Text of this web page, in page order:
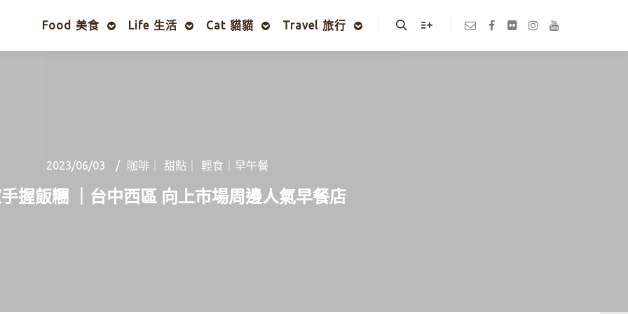
Food 美食 Life 生活 Cat 貓貓 Travel 旅行
2023/06/03 咖啡｜ 甜點｜ 輕食｜早午餐
握飯糰 ｜台中西區 向上市場周邊人氣早餐店